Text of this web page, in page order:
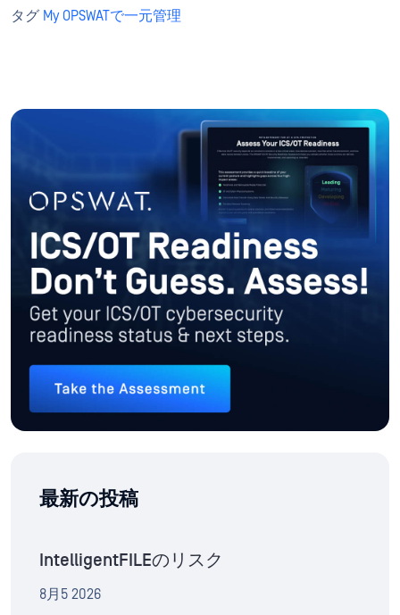
タグ My OPSWATで一元管理
最新の投稿
IntelligentFILEのリスク
8月5 2026